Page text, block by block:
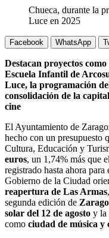
Chueca, durante la
Luce en 2025
Facebook WhatsApp
Destacan proyectos
Escuela Infantil de
Luce, la programación
consolidación de la
cine
El Ayuntamiento de
hecho con un presupuesto
Cultura, Educación y
euros, un 1,74% más que
registrado hasta ahora
Gobierno de la Ciudad
reapertura de Las Armas
segunda edición de
solar del 12 de agosto y la
como ciudad de música y